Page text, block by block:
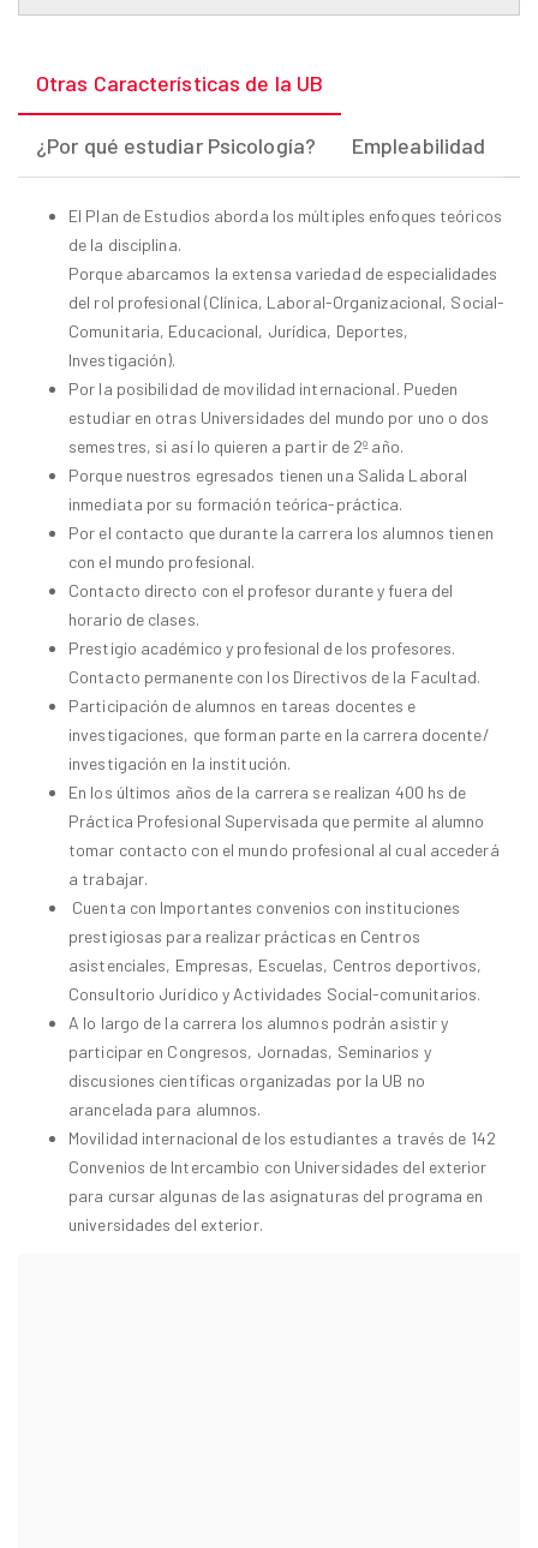
Otras Características de la UB
¿Por qué estudiar Psicología? Empleabilidad
El Plan de Estudios aborda los múltiples enfoques teóricos
de la disciplina.
Porque abarcamos la extensa variedad de especialidades
del rol profesional (Clínica, Laboral-Organizacional, Social-
Comunitaria, Educacional, Jurídica, Deportes,
Investigación).
Por la posibilidad de movilidad internacional. Pueden
estudiar en otras Universidades del mundo por uno o dos
semestres, si así lo quieren a partir de 2º año.
Porque nuestros egresados tienen una Salida Laboral
inmediata por su formación teórica-práctica.
Por el contacto que durante la carrera los alumnos tienen
con el mundo profesional.
Contacto directo con el profesor durante y fuera del
horario de clases.
Prestigio académico y profesional de los profesores.
Contacto permanente con los Directivos de la Facultad.
Participación de alumnos en tareas docentes e
investigaciones, que forman parte en la carrera docente/
investigación en la institución.
En los últimos años de la carrera se realizan 400 hs de
Práctica Profesional Supervisada que permite al alumno
tomar contacto con el mundo profesional al cual accederá
a trabajar.
Cuenta con Importantes convenios con instituciones
prestigiosas para realizar prácticas en Centros
asistenciales, Empresas, Escuelas, Centros deportivos,
Consultorio Jurídico y Actividades Social-comunitarios.
A lo largo de la carrera los alumnos podrán asistir y
participar en Congresos, Jornadas, Seminarios y
discusiones científicas organizadas por la UB no
arancelada para alumnos.
Movilidad internacional de los estudiantes a través de 142
Convenios de Intercambio con Universidades del exterior
para cursar algunas de las asignaturas del programa en
universidades del exterior.